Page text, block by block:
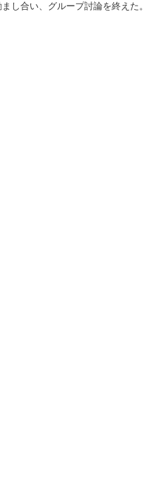
し合い、グループ討論を終えた。